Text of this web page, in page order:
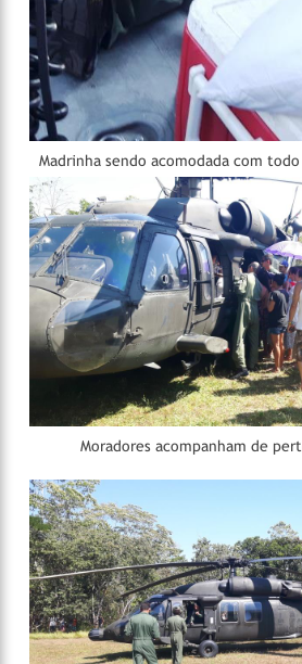
Madrinha sendo acomodada com
Moradores acompanham de